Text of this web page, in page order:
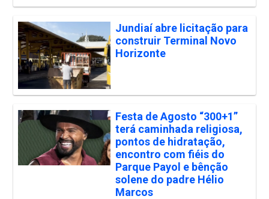
Jundiaí abre licitação para
construir Terminal Novo
Horizonte
Festa de Agosto “300+1”
terá caminhada religiosa,
pontos de hidratação,
encontro com fiéis do
Parque Payol e bênção
solene do padre Hélio
Marcos